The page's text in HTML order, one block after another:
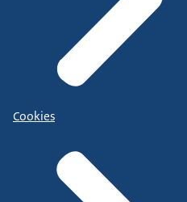
Cookies